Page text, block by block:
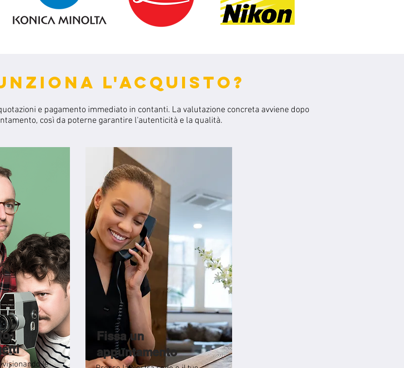
L'ACQUISTO?
e pagamento immediato in contanti. La valutazione concreta avviene dopo
così da poterne garantire l'autenticità e la qualità.
le
Fissa un
appuntamento